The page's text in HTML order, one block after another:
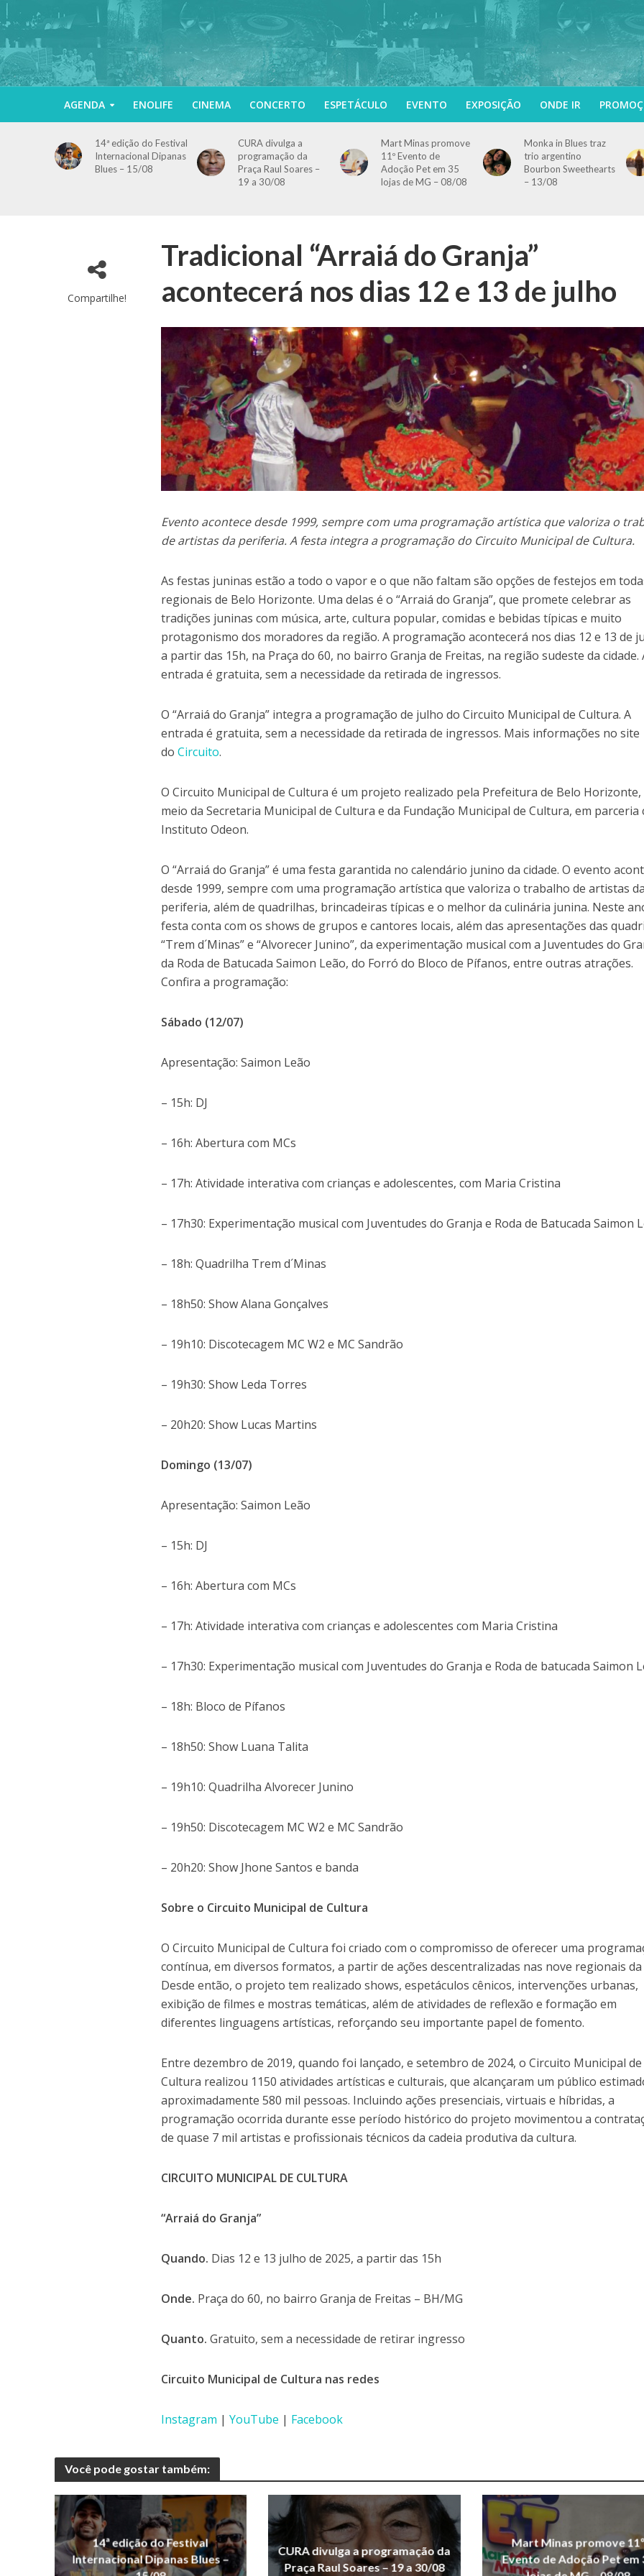
AGENDA ENOLIFE CINEMA CONCERTO ESPETÁCULO EVENTO EXPOSIÇÃO ONDE IR
14ª edição do Festival
Internacional Dipanas
Blues – 15/08
CURA divulga a
programação da
Praça Raul Soares –
19 a 30/08
Mart Minas promove
11º Evento de
Adoção Pet em 35
lojas de MG – 08/08
Monka in Blues traz
trio argentino
Bourbon Sweethearts
– 13/08
Compartilhe!
Tradicional “Arraiá do Granja”
acontecerá nos dias 12 e 13 de julho
Evento acontece desde 1999, sempre com uma programação artística que valoriza o
de artistas da periferia. A festa integra a programação do Circuito Municipal de Cultura.
As festas juninas estão a todo o vapor e o que não faltam são opções de festejos em
regionais de Belo Horizonte. Uma delas é o “Arraiá do Granja”, que promete celebrar as
tradições juninas com música, arte, cultura popular, comidas e bebidas típicas e muito
protagonismo dos moradores da região. A programação acontecerá nos dias 12 e 13 de
a partir das 15h, na Praça do 60, no bairro Granja de Freitas, na região sudeste da cidade.
entrada é gratuita, sem a necessidade da retirada de ingressos.
O “Arraiá do Granja” integra a programação de julho do Circuito Municipal de Cultura. A
entrada é gratuita, sem a necessidade da retirada de ingressos. Mais informações no site
doCircuito.
O Circuito Municipal de Cultura é um projeto realizado pela Prefeitura de Belo
meio da Secretaria Municipal de Cultura e da Fundação Municipal de Cultura, em parceria
Instituto Odeon.
O “Arraiá do Granja” é uma festa garantida no calendário junino da cidade. O evento
desde 1999, sempre com uma programação artística que valoriza o trabalho de artistas
periferia, além de quadrilhas, brincadeiras típicas e o melhor da culinária junina. Neste
festa conta com os shows de grupos e cantores locais, além das apresentações das
“Trem d´Minas” e “Alvorecer Junino”, da experimentação musical com a Juventudes do
da Roda de Batucada Saimon Leão, do Forró do Bloco de Pífanos, entre outras atrações.
Confira a programação:
Sábado (12/07)
Apresentação: Saimon Leão
– 15h: DJ
– 16h: Abertura com MCs
– 17h: Atividade interativa com crianças e adolescentes, com Maria Cristina
– 17h30: Experimentação musical com Juventudes do Granja e Roda de Batucada Saimon
– 18h: Quadrilha Trem d´Minas
– 18h50: Show Alana Gonçalves
– 19h10: Discotecagem MC W2 e MC Sandrão
– 19h30: Show Leda Torres
– 20h20: Show Lucas Martins
Domingo (13/07)
Apresentação: Saimon Leão
– 15h: DJ
– 16h: Abertura com MCs
– 17h: Atividade interativa com crianças e adolescentes com Maria Cristina
– 17h30: Experimentação musical com Juventudes do Granja e Roda de batucada Saimon
– 18h: Bloco de Pífanos
– 18h50: Show Luana Talita
– 19h10: Quadrilha Alvorecer Junino
– 19h50: Discotecagem MC W2 e MC Sandrão
– 20h20: Show Jhone Santos e banda
Sobre o Circuito Municipal de Cultura
O Circuito Municipal de Cultura foi criado com o compromisso de oferecer uma
contínua, em diversos formatos, a partir de ações descentralizadas nas nove regionais da
Desde então, o projeto tem realizado shows, espetáculos cênicos, intervenções urbanas,
exibição de filmes e mostras temáticas, além de atividades de reflexão e formação em
diferentes linguagens artísticas, reforçando seu importante papel de fomento.
Entre dezembro de 2019, quando foi lançado, e setembro de 2024, o Circuito Municipal de
Cultura realizou 1150 atividades artísticas e culturais, que alcançaram um público
aproximadamente 580 mil pessoas. Incluindo ações presenciais, virtuais e híbridas, a
programação ocorrida durante esse período histórico do projeto movimentou a
de quase 7 mil artistas e profissionais técnicos da cadeia produtiva da cultura.
CIRCUITO MUNICIPAL DE CULTURA
“Arraiá do Granja”
Quando. Dias 12 e 13 julho de 2025, a partir das 15h
Onde. Praça do 60, no bairro Granja de Freitas – BH/MG
Quanto.Gratuito, sem a necessidade de retirar ingresso
Circuito Municipal de Cultura nas redes
Instagram | YouTube | Facebook
Você pode gostar também:
14ª edição do Festival
Internacional Dipanas Blues –
CURA divulga a programação da
Praça Raul Soares – 19 a 30/08
Mart Minas promove
Evento de Adoção Pet em